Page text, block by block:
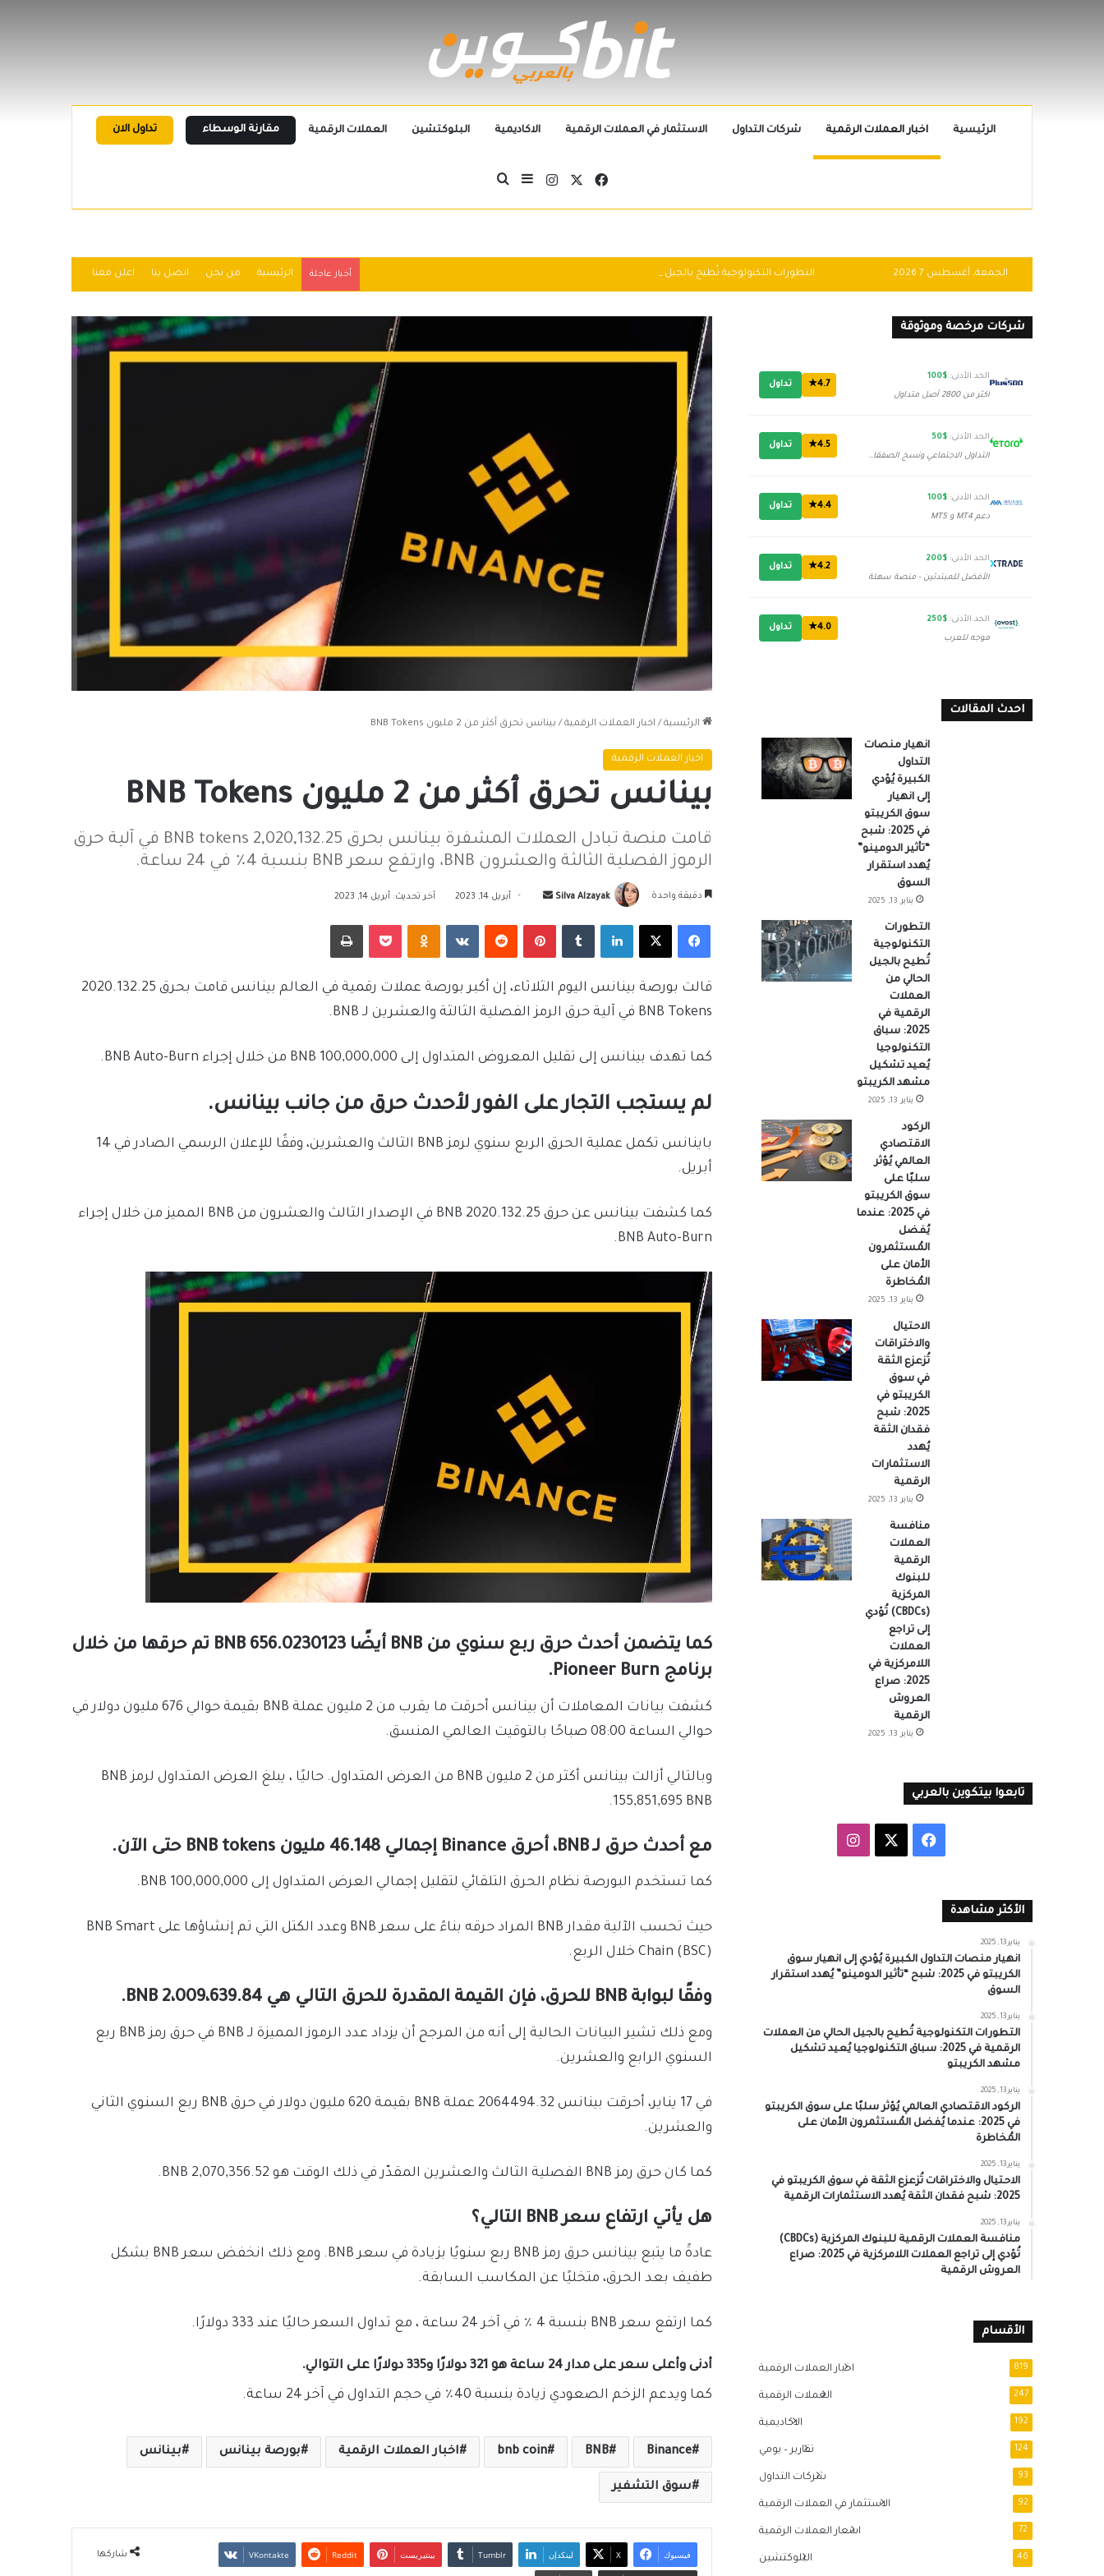
الرئيسية تداول الان اخبار العملات الرقمية شركات التداول الاستثمار في العملات الرقمية الاكاديمية البلوكتشين العملات الرقمية مقارنة الوسطاء
فيسبوكانستقرامإضافة عمود جانبي
بحث عن
الجمعة, أغسطس 7 2026 أخبار عاجلة الرئيسية من نحن اتصل بنا اعلن معنا
الرئيسية / اخبار العملات الرقمية / بينانس تحرق أكثر من 2 مليون BNB Tokens
اخبار العملات الرقمية
بينانس تحرق أكثر من 2 مليون BNB Tokens
قامت منصة تبادل العملات المشفرة بينانس بحرق 2,020,132.25 BNB tokens في آلية حرق
الرموز الفصلية الثالثة والعشرون BNB، وارتفع سعر BNB بنسبة 4٪ في 24 ساعة.
Silva Alzayak
أرسل
إلكترونيا
أبريل 14, 2023 آخر تحديث: أبريل 14, 2023 دقيقة واحدة
فيسبوك ‫X لينكدإن بينتيريست Odnoklassniki
‫Pocket طباعة
قالت بورصة بينانس اليوم الثلاثاء، إن أكبر بورصة عملات رقمية في العالم بينانس قامت بحرق 2020.132.25
BNB Tokens في آلية حرق الرمز الفصلية الثالثة والعشرين لـ BNB.
كما تهدف بينانس إلى تقليل المعروض المتداول إلى 100,000,000 BNB من خلال إجراء BNB Auto-Burn.
لم يستجب التجار على الفور لأحدث حرق من جانب بينانس.
باينانس تكمل عملية الحرق الربع سنوي لرمز BNB الثالث والعشرين، وفقًا للإعلان الرسمي الصادر في 14
أبريل.
كما كشفت بينانس عن حرق 2020.132.25 BNB في الإصدار الثالث والعشرون من BNB المميز من خلال إجراء
BNB Auto-Burn.
كما يتضمن أحدث حرق ربع سنوي من BNB أيضًا 656.0230123 BNB تم حرقها من خلال
برنامج Pioneer Burn.
كشفت بيانات المعاملات أن بينانس أحرقت ما يقرب من 2 مليون عملة BNB بقيمة حوالي 676 مليون دولار في
حوالي الساعة 08:00 صباحًا بالتوقيت العالمي المنسق.
وبالتالي أزالت بينانس أكثر من 2 مليون BNB من العرض المتداول. حاليًا ، يبلغ العرض المتداول لرمز BNB
155,851,695 BNB.
مع أحدث حرق لـ BNB، أحرق Binance إجمالي 46.148 مليون BNB tokens حتى الآن.
كما تستخدم البورصة نظام الحرق التلقائي لتقليل إجمالي العرض المتداول إلى 100,000,000 BNB.
حيث تحسب الآلية مقدار BNB المراد حرقه بناءً على سعر BNB وعدد الكتل التي تم إنشاؤها على BNB Smart
Chain (BSC) خلال الربع.
وفقًا لبوابة BNB للحرق، فإن القيمة المقدرة للحرق التالي هي 2،009،639.84 BNB.
ومع ذلك تشير البيانات الحالية إلى أنه من المرجح أن يزداد عدد الرموز المميزة لـ BNB في حرق رمز BNB ربع
السنوي الرابع والعشرين.
في 17 يناير، أحرقت بينانس 2064494.32 عملة BNB بقيمة 620 مليون دولار في حرق BNB ربع السنوي الثاني
والعشرين.
كما كان حرق رمز BNB الفصلية الثالث والعشرين المقدّر في ذلك الوقت هو 2,070,356.52 BNB.
هل يأتي ارتفاع سعر BNB التالي؟
عادةً ما يتبع بينانس حرق رمز BNB ربع سنويًا بزيادة في سعر BNB. ومع ذلك انخفض سعر BNB بشكل
طفيف بعد الحرق، متخليًا عن المكاسب السابقة.
كما ارتفع سعر BNB بنسبة 4 ٪ في آخر 24 ساعة ، مع تداول السعر حاليًا عند 333 دولارًا.
أدنى وأعلى سعر على مدار 24 ساعة هو 321 دولارًا و335 دولارًا على التوالي.
كما ويدعم الزخم الصعودي زيادة بنسبة 40٪ في حجم التداول في آخر 24 ساعة.
Binance
BNB
bnb coin اخبار العملات الرقمية بورصة بينانس بينانس
سوق التشفير
شاركها فيسبوك ‫X لينكدإن بينتيريست
شركات مرخصة وموثوقة
الحد الأدنى: $100
أكثر من 2800 أصل متداول
4.7★ تداول
الحد الأدنى: $50
التداول الاجتماعي ونسخ الصفقات
4.5★ تداول
الحد الأدنى: $100
دعم MT4 و MT5
4.4★ تداول
الحد الأدنى: $200
الأفضل للمبتدئين - منصة سهلة
4.2★ تداول
الحد الأدنى: $250
موجه للعرب
4.0★ تداول
احدث المقالات
انهيار منصات
التداول
الكبيرة يُؤدي
إلى انهيار
سوق الكريبتو
في 2025: شبح
“تأثير الدومينو”
يُهدد استقرار
السوق
يناير 13, 2025
التطورات
التكنولوجية
تُطيح بالجيل
الحالي من
العملات
الرقمية في
2025: سباق
التكنولوجيا
يُعيد تشكيل
مشهد الكريبتو
يناير 13, 2025
الركود
الاقتصادي
العالمي يُؤثر
سلبًا على
سوق الكريبتو
في 2025: عندما
يُفضل
المُستثمرون
الأمان على
المُخاطرة
يناير 13, 2025
الاحتيال
والاختراقات
تُزعزع الثقة
في سوق
الكريبتو في
2025: شبح
فقدان الثقة
يُهدد
الاستثمارات
الرقمية
يناير 13, 2025
منافسة
العملات
الرقمية
للبنوك
المركزية
(CBDCs) تُؤدي
إلى تراجع
العملات
اللامركزية في
2025: صراع
العروش
الرقمية
يناير 13, 2025
تابعوا بيتكوين بالعربي
فيسبوك انستقرام
الأكثر مشاهدة
يناير 13, 2025
انهيار منصات التداول الكبيرة يُؤدي إلى انهيار سوق
الكريبتو في 2025: شبح “تأثير الدومينو” يُهدد استقرار
السوق
يناير 13, 2025
التطورات التكنولوجية تُطيح بالجيل الحالي من العملات
الرقمية في 2025: سباق التكنولوجيا يُعيد تشكيل
مشهد الكريبتو
يناير 13, 2025
الركود الاقتصادي العالمي يُؤثر سلبًا على سوق الكريبتو
في 2025: عندما يُفضل المُستثمرون الأمان على
المُخاطرة
يناير 13, 2025
الاحتيال والاختراقات تُزعزع الثقة في سوق الكريبتو في
2025: شبح فقدان الثقة يُهدد الاستثمارات الرقمية
يناير 13, 2025
منافسة العملات الرقمية للبنوك المركزية (CBDCs)
تُؤدي إلى تراجع العملات اللامركزية في 2025: صراع
العروش الرقمية
الأقسام
اخبار العملات الرقمية 819
العملات الرقمية 247
الاكاديمية 192
تقارير – يومي 124
شركات التداول 93
الاستثمار في العملات الرقمية 92
اسعار العملات الرقمية 72
البلوكتشين 46